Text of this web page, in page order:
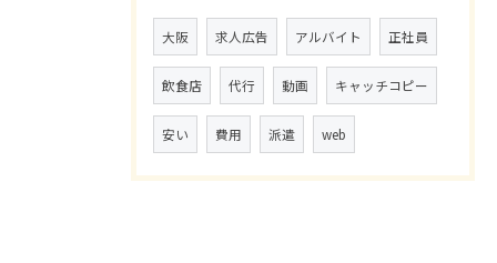
大阪 求人広告 アルバイト 正社員
飲食店 代行 動画 キャッチコピー
安い 費用 派遣 web